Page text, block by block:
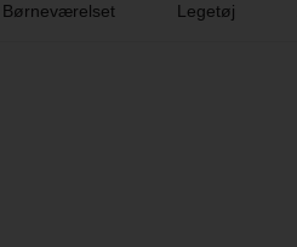
Børneværelset Legetøj